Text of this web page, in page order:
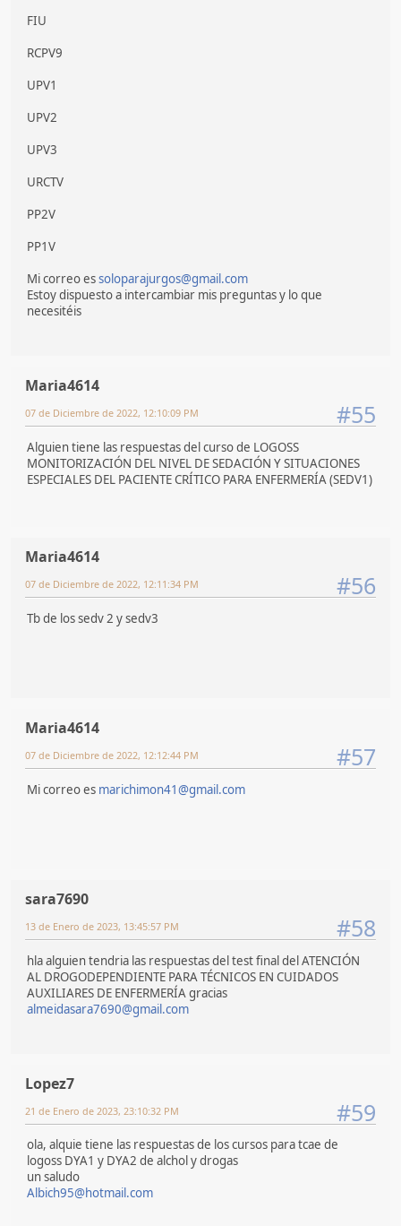
FIU
RCPV9
UPV1
UPV2
UPV3
URCTV
PP2V
PP1V
Mi correo essoloparajurgos@gmail.com
Estoy dispuesto a intercambiar mis preguntas y lo que
necesitéis
Maria4614
#55
07 de Diciembre de 2022, 12:10:09 PM
Alguien tiene las respuestas del curso de LOGOSS
MONITORIZACIÓN DEL NIVEL DE SEDACIÓN Y SITUACIONES
ESPECIALES DEL PACIENTE CRÍTICO PARA ENFERMERÍA (SEDV1)
Maria4614
#56
07 de Diciembre de 2022, 12:11:34 PM
Tb de los sedv 2 y sedv3
Maria4614
#57
07 de Diciembre de 2022, 12:12:44 PM
Mi correo es marichimon41@gmail.com
sara7690
#58
13 de Enero de 2023, 13:45:57 PM
hla alguien tendria las respuestas del test final del ATENCIÓN
AL DROGODEPENDIENTE PARA TÉCNICOS EN CUIDADOS
AUXILIARES DE ENFERMERÍA gracias
almeidasara7690@gmail.com
Lopez7
#59
21 de Enero de 2023, 23:10:32 PM
ola, alquie tiene las respuestas de los cursos para tcae de
logoss DYA1 y DYA2 de alchol y drogas
un saludo
Albich95@hotmail.com